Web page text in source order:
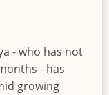
- who has not
- has
growing